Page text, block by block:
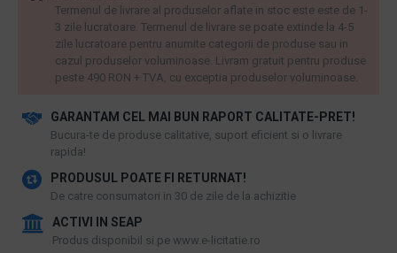
GARANTAM CEL MAI BUN RAPORT CALITATE-PRET!
​Bucura-te de produse calitative, suport eficient si o livrare
rapida!
PRODUSUL POATE FI RETURNAT!
De catre consumatori in 30 de zile de la achizitie
ACTIVI IN SEAP
Produs disponibil si pe www.e-licitatie.ro
Termenul de livrare al produselor aflate in stoc este este de 1-
3 zile lucratoare. Termenul de livrare se poate extinde la 4-5
zile lucratoare pentru anumite categorii de produse sau in
cazul produselor voluminoase. Livram gratuit pentru produse
peste 490 RON + TVA, cu exceptia produselor voluminoase.